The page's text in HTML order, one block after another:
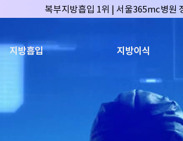
복부지방흡입 1위 | 서울365mc병원
얼굴지방흡입 1위 | 서울365mc병원 서성
🏆대한민국 최대 15층 규모 지방흡입
🏆대한민국 첫번째 '병원급' 지방흡
🏆지방흡입 고객 만족도 99.9% 최고
🏆대한민국 최다 지방흡입 케이스
지방흡입 지방이식